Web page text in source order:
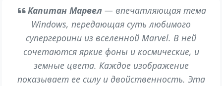
Капитан Марвел — впечатляющая тема
Windows, передающая суть любимого
супергероини из вселенной Marvel. В ней
сочетаются яркие фоны и космические, и
земные цвета. Каждое изображение
показывает ее силу и двойственность. Эта